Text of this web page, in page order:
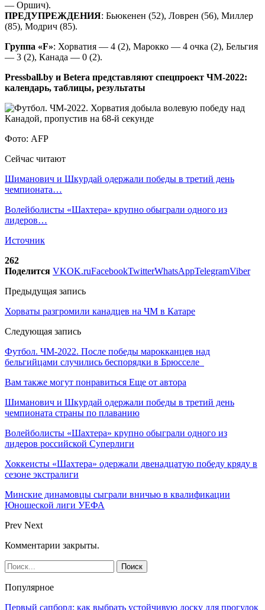
— Оршич).
ПРЕДУПРЕЖДЕНИЯ: Бьюкенен (52), Ловрен (56), Миллер
(85), Модрич (85).
Группа «F»: Хорватия — 4 (2), Марокко — 4 очка (2), Бельгия
— 3 (2), Канада — 0 (2).
Pressball.by и Betera представляют спецпроект ЧМ-2022:
календарь, таблицы, результаты
Фото: AFP
Сейчас читают
Шиманович и Шкурдай одержали победы в третий день
чемпионата…
Волейболисты «Шахтера» крупно обыграли одного из
лидеров…
Источник
262
Поделится VKOK.ruFacebookTwitterWhatsAppTelegramViber
Предыдущая запись
Хорваты разгромили канадцев на ЧМ в Катаре
Следующая запись
Футбол. ЧМ-2022. После победы марокканцев над
бельгийцами случились беспорядки в Брюсселе
Вам также могут понравиться Еще от автора
Шиманович и Шкурдай одержали победы в третий день
чемпионата страны по плаванию
Волейболисты «Шахтера» крупно обыграли одного из
лидеров российской Суперлиги
Хоккеисты «Шахтера» одержали двенадцатую победу кряду в
сезоне экстралиги
Минские динамовцы сыграли вничью в квалификации
Юношеской лиги УЕФА
Prev Next
Комментарии закрыты.
Популярное
Первый сапборд: как выбрать устойчивую доску для прогулок